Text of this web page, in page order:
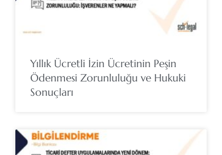
Yıllık Ücretli İzin Ücretinin Peşin
Ödenmesi Zorunluluğu ve Hukuki
Sonuçları